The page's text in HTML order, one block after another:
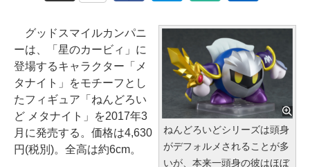
ねんどろいどシリーズは頭身
がデフォルメされることが多
いが、本来一頭身の彼はほぼ
グッドスマイルカンパニ
ーは、「星のカービィ」に
登場するキャラクター「メ
タナイト」をモチーフとし
たフィギュア「ねんどろい
ど メタナイト」を2017年3
月に発売する。価格は4,630
円(税別)。全高は約6cm。